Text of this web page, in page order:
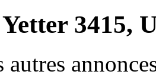
3415,